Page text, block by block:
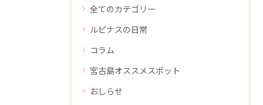
全てのカテゴリー
ルピナスの日常
コラム
宮古島オススメスポット
おしらせ